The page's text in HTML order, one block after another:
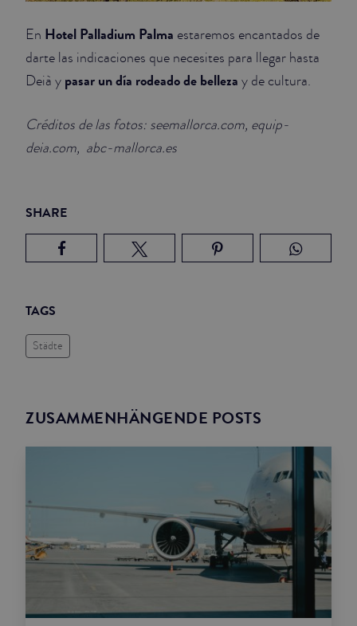
En Hotel Palladium Palma estaremos encantados de
darte las indicaciones que necesites para llegar hasta
Deià y pasar un día rodeado de belleza y de cultura.
Créditos de las fotos: seemallorca.com, equip-
deia.com, abc-mallorca.es
SHARE
TAGS
Städte
ZUSAMMENHÄNGENDE POSTS